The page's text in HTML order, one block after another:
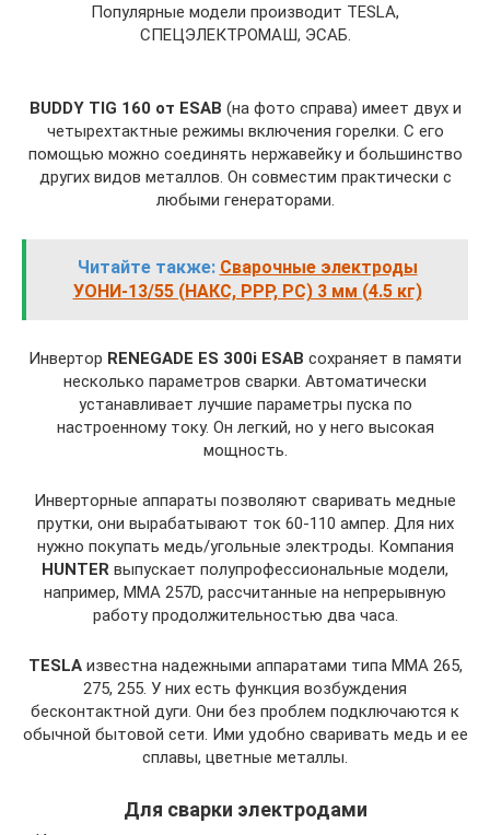
Популярные модели производит TESLA,
СПЕЦЭЛЕКТРОМАШ, ЭСАБ.
BUDDY TIG 160 от ESAB (на фото справа) имеет двух и
четырехтактные режимы включения горелки. С его
помощью можно соединять нержавейку и большинство
других видов металлов. Он совместим практически с
любыми генераторами.
Читайте также: Сварочные электроды
УОНИ-13/55 (НАКС, РРР, РС) 3 мм (4.5 кг)
Инвертор RENEGADE ES 300i ESAB сохраняет в памяти
несколько параметров сварки. Автоматически
устанавливает лучшие параметры пуска по
настроенному току. Он легкий, но у него высокая
мощность.
Инверторные аппараты позволяют сваривать медные
прутки, они вырабатывают ток 60-110 ампер. Для них
нужно покупать медь/угольные электроды. Компания
HUNTER выпускает полупрофессиональные модели,
например, ММА 257D, рассчитанные на непрерывную
работу продолжительностью два часа.
TESLAизвестна надежными аппаратами типа ММА 265,
275, 255. У них есть функция возбуждения
бесконтактной дуги. Они без проблем подключаются к
обычной бытовой сети. Ими удобно сваривать медь и ее
сплавы, цветные металлы.
Для сварки электродами